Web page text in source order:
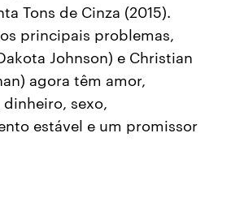
Tons de Cinza (2015).
principais problemas,
Johnson) e Christian
agora têm amor,
sexo,
estável e um promissor